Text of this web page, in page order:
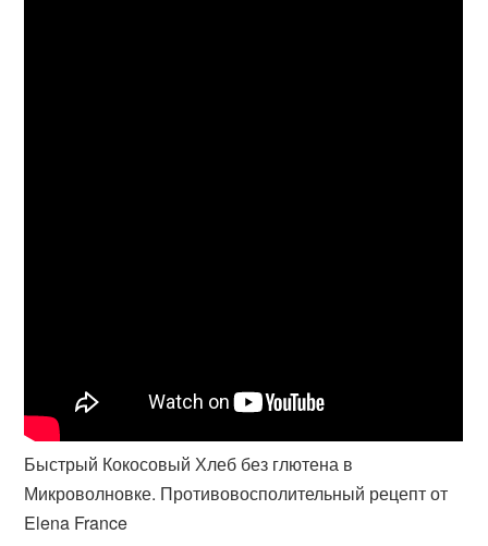
Быстрый Кокосовый Хлеб без глютена в
Микроволновке. Противовосполительный рецепт от
Elena France